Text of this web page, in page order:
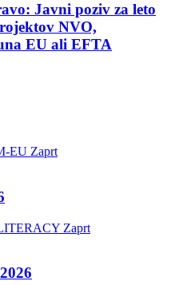
Javni poziv za leto
NVO,
EU ali EFTA
EU Zaprt
Zaprt